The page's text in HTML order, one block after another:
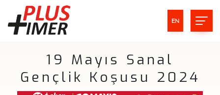
EN
19 Mayıs Sanal
Gençlik Koşusu 2024